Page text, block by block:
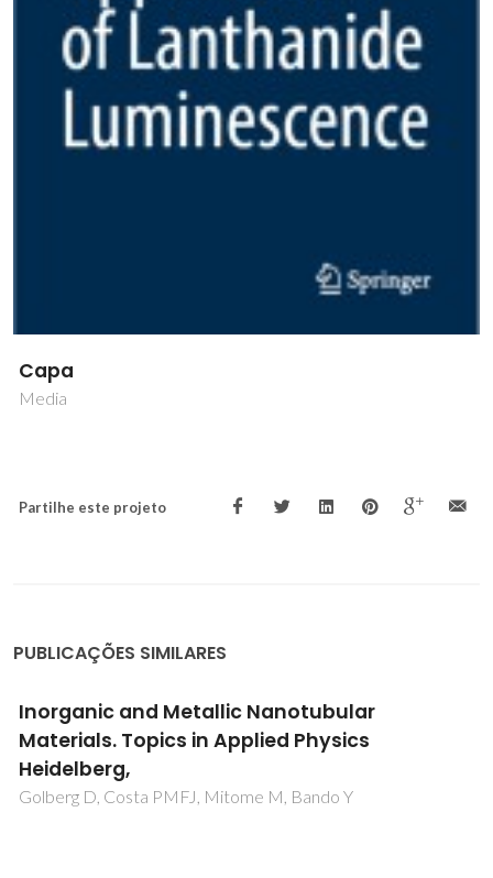
Capa
Media
Partilhe este projeto
PUBLICAÇÕES SIMILARES
Inorganic and Metallic Nanotubular
Materials. Topics in Applied Physics
Heidelberg,
Golberg D, Costa PMFJ, Mitome M, Bando Y